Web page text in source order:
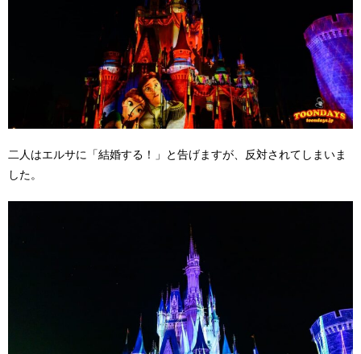
二人はエルサに「結婚する！」と告げますが、反対されてしまいま
した。